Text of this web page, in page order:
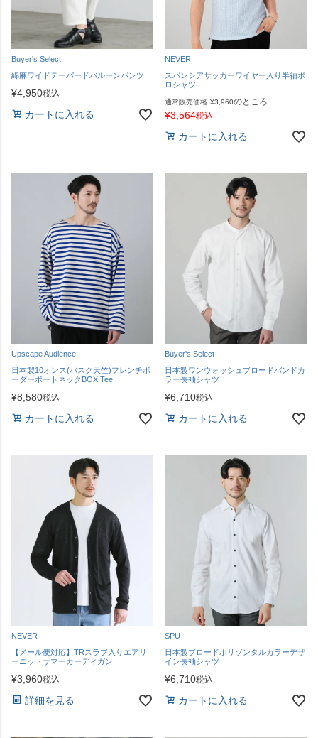
Buyer's Select
綿麻ワイドテーパードバルーンパンツ
¥4,950税込
カートに入れる
NEVER
スパンシアサッカーワイヤー入り半袖ポ
ロシャツ
通常販売価格 ¥3,960のところ
¥3,564税込
カートに入れる
Upscape Audience
日本製10オンス(バスク天竺)フレンチボ
ーダーボートネックBOX Tee
¥8,580税込
カートに入れる
Buyer's Select
日本製ワンウォッシュブロードバンドカ
ラー長袖シャツ
¥6,710税込
カートに入れる
NEVER
【メール便対応】TRスラブ入りエアリ
ーニットサマーカーディガン
¥3,960税込
詳細を見る
SPU
日本製ブロードホリゾンタルカラーデザ
イン長袖シャツ
¥6,710税込
カートに入れる